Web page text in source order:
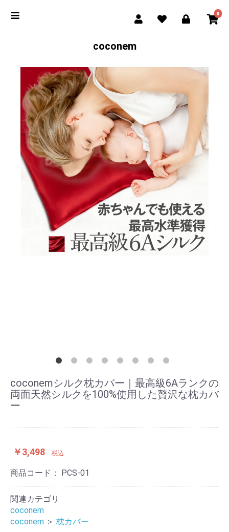
0
coconem
coconemシルク枕カバー｜最高級6Aランクの
両面天然シルクを100%使用した贅沢な枕カバ
ー
￥3,498 税込
商品コード： PCS-01
関連カテゴリ
coconem
coconem ＞ 枕カバー